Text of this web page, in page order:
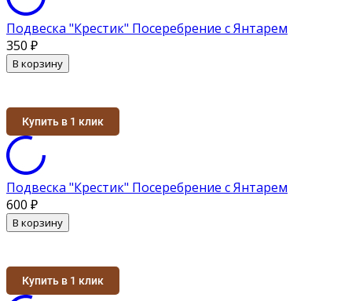
Подвеска "Крестик" Посеребрение с Янтарем
350 ₽
В корзину
Купить в 1 клик
Подвеска "Крестик" Посеребрение с Янтарем
600 ₽
В корзину
Купить в 1 клик